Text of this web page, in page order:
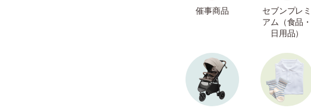
催事商品
セブンプレミ
アム（食品・
日用品）